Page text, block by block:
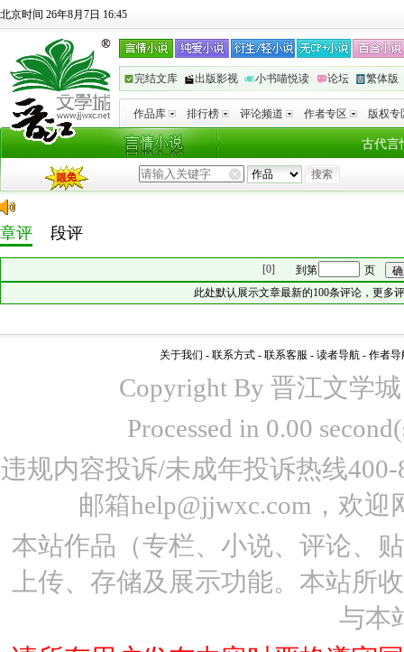
北京时间 26年8月7日 16:45
完结文库 出版影视 小书喵悦读 论坛 繁体版
作品库 排行榜 评论频道 作者专区 版权专
古代言
章评 段评
[0] 到第
页
此处默认展示文章最新的100条评论，更多
关于我们 - 联系方式 - 联系客服 - 读者导航 - 作者导
Copyright By 晋江文学
Processed in 0.00
违规内容投诉/未成年投诉热线
邮箱help@jjwxc.com，欢
本站作品（专栏、小说、评论、
上传、存储及展示功能。本站所
与本